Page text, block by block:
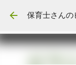
スキップ
保育士さんの